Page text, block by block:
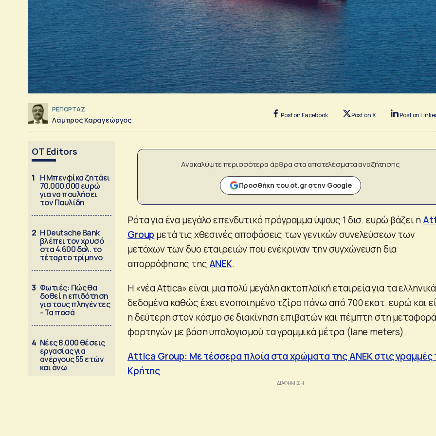
ΡΕΠΟΡΤΑΖ
Λάμπρος Καραγεώργος
Post on Facebook Post on X Post on
OT Editors
1 Η Μπενφίκα ζητάει
70.000.000 ευρώ
για να πουλήσει
τον Παυλίδη
2 Η Deutsche Bank
βλέπει τον χρυσό
στα 4.600 δολ. το
τέταρτο τρίμηνο
3 Φωτιές: Πώς θα
δοθεί η επιδότηση
για τους πληγέντες
- Τα ποσά
4 Νέες 8.000 θέσεις
εργασίας για
ανέργους 55 ετών
και άνω
Ανακαλύψτε περισσότερα άρθρα στα αποτελέσματα αναζήτησης
Προσθήκη του ot.gr στην Google
Ρότα για ένα μεγάλο επενδυτικό πρόγραμμα ύψους 1 δισ. ευρώ βάζει η
Group μετά τις χθεσινές αποφάσεις των γενικών συνελεύσεων των
μετόχων των δυο εταιρειών που ενέκριναν την συγχώνευση δια
απορρόφησης τηςΑΝΕΚ.
Η «νέα Attica» είναι μια πολύ μεγάλη ακτοπλοϊκή εταιρεία για τα ελληνικά
δεδομένα καθώς έχει ενοποιημένο τζίρο πάνω από 700 εκατ. ευρώ και
η δεύτερη στον κόσμο σε διακίνηση επιβατών και πέμπτη στη μεταφορά
φορτηγών με βάση υπολογισμού τα γραμμικά μέτρα (lane meters).
Attica Group: Με τέσσερα πλοία στα χρώματα της ΑΝΕΚ στις γραμμές
Κρήτης